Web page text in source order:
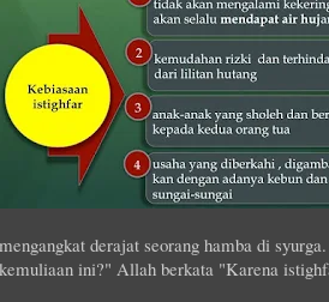
mengangkat derajat seorang hamba di
kemuliaan ini?" Allah berkata "Karena